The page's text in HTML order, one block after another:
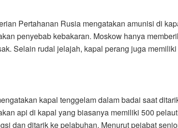
Pertahanan Rusia mengatakan amunisi di
penyebab kebakaran. Moskow hanya
Selain rudal jelajah, kapal perang juga
kapal tenggelam dalam badai saat
api di kapal yang biasanya memiliki 500
dan ditarik ke pelabuhan. Menurut pejabat